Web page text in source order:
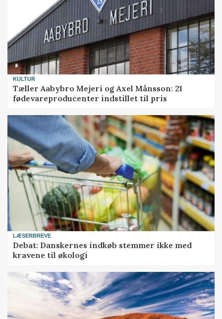
KULTUR
Tæller Aabybro Mejeri og Axel Månsson: 21
fødevareproducenter indstillet til pris
LÆSERBREVE
Debat: Danskernes indkøb stemmer ikke med
kravene til økologi